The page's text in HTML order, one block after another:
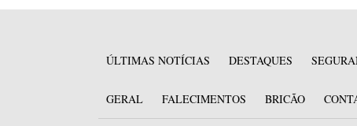
ÚLTIMAS NOTÍCIAS DESTAQUES
GERAL FALECIMENTOS BRICÃO